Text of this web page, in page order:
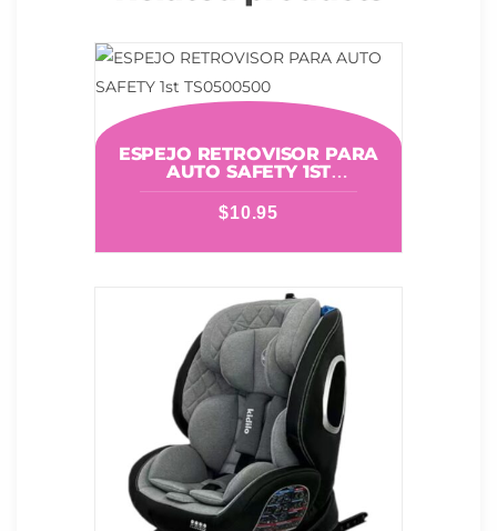
ESPEJO RETROVISOR PARA
AUTO SAFETY 1ST
TS0500500
$10.95